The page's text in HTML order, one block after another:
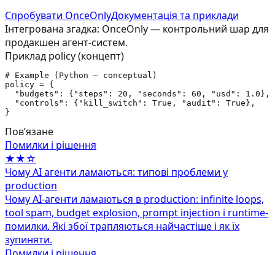
Спробувати OnceOnlyДокументація та приклади
Інтегрована згадка: OnceOnly — контрольний шар для
продакшен агент-систем.
Приклад policy (концепт)
# Example (Python — conceptual)
policy = {
  "budgets": {"steps": 20, "seconds": 60, "usd": 1.0},
  "controls": {"kill_switch": True, "audit": True},
}
Повʼязане
Помилки і рішення
★★☆
Чому AI агенти ламаються: типові проблеми у
production
Чому AI-агенти ламаються в production: infinite loops,
tool spam, budget explosion, prompt injection і runtime-
помилки. Які збої трапляються найчастіше і як їх
зупиняти.